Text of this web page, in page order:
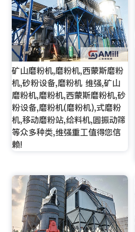
矿山磨粉机,磨粉机,西蒙斯磨粉
机,砂粉设备,磨粉机 维强,矿山
磨粉机,磨粉机,西蒙斯磨粉机,砂
粉设备,磨粉机(磨粉机),式磨粉
机,移动磨粉站,给料机,圆振动筛
等众多种类,维强重工值得您信
赖!